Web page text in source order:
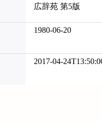
広辞苑 第5版
1980-06-20
2017-04-